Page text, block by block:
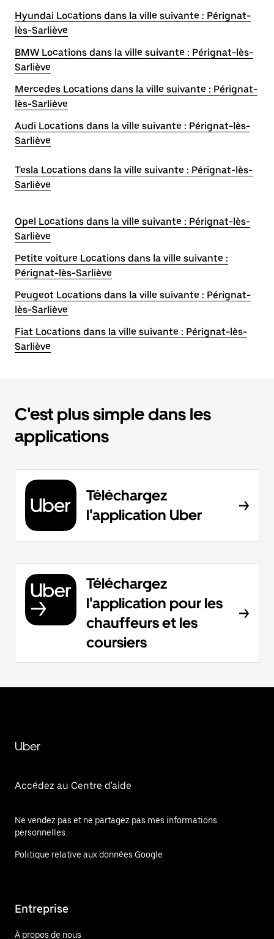
Hyundai Locations dans la ville suivante : Pérignat-
lès-Sarliève
BMW Locations dans la ville suivante : Pérignat-lès-
Sarliève
Mercedes Locations dans la ville suivante : Pérignat-
lès-Sarliève
Audi Locations dans la ville suivante : Pérignat-lès-
Sarliève
Tesla Locations dans la ville suivante : Pérignat-lès-
Sarliève
Opel Locations dans la ville suivante : Pérignat-lès-
Sarliève
Petite voiture Locations dans la ville suivante :
Pérignat-lès-Sarliève
Peugeot Locations dans la ville suivante : Pérignat-
lès-Sarliève
Fiat Locations dans la ville suivante : Pérignat-lès-
Sarliève
C'est plus simple dans les
applications
Téléchargez
l'application Uber
Téléchargez
l'application pour les
chauffeurs et les
coursiers
Uber
Accédez au Centre d'aide
Ne vendez pas et ne partagez pas mes informations
personnelles.
Politique relative aux données Google
Entreprise
À propos de nous